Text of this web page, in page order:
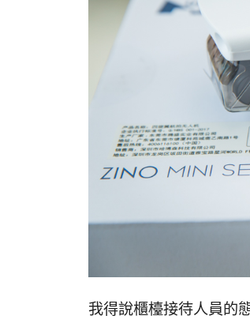
我得說櫃檯接待人員的